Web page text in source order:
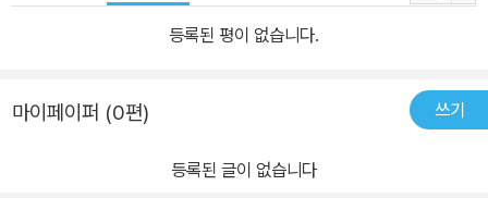
등록된 평이 없습니다.
마이페이퍼 (0편) 쓰기
등록된 글이 없습니다